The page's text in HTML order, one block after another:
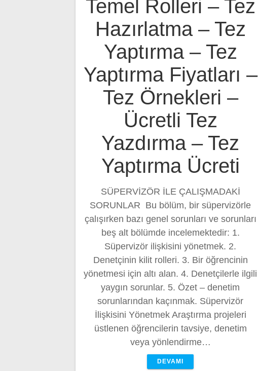
Temel Rolleri – Tez
Hazırlatma – Tez
Yaptırma – Tez
Yaptırma Fiyatları –
Tez Örnekleri –
Ücretli Tez
Yazdırma – Tez
Yaptırma Ücreti
SÜPERVİZÖR İLE ÇALIŞMADAKİ
SORUNLAR Bu bölüm, bir süpervizörle
çalışırken bazı genel sorunları ve sorunları
beş alt bölümde incelemektedir: 1.
Süpervizör ilişkisini yönetmek. 2.
Denetçinin kilit rolleri. 3. Bir öğrencinin
yönetmesi için altı alan. 4. Denetçilerle ilgili
yaygın sorunlar. 5. Özet – denetim
sorunlarından kaçınmak. Süpervizör
İlişkisini Yönetmek Araştırma projeleri
üstlenen öğrencilerin tavsiye, denetim
veya yönlendirme…
DEVAMI